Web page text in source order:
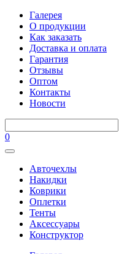
Галерея
О продукции
Как заказать
Доставка и оплата
Гарантия
Отзывы
Оптом
Контакты
Новости
0
Авточехлы
Накидки
Коврики
Оплетки
Тенты
Аксессуары
Конструктор